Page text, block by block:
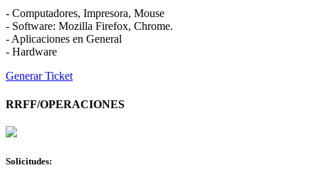
- Computadores, Impresora, Mouse
- Software: Mozilla Firefox, Chrome.
- Aplicaciones en General
- Hardware
Generar Ticket
RRFF/OPERACIONES
Solicitudes: